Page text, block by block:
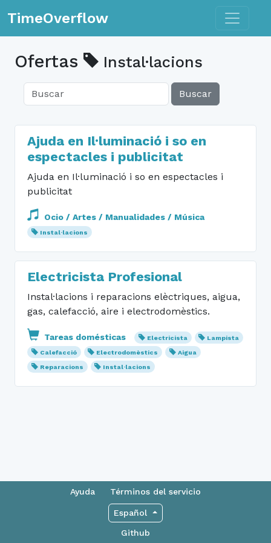
TimeOverflow Toggle
Ofertas Instal·lacions
Buscar
Ajuda en Il·luminació i so en
espectacles i publicitat
Ajuda en Il·luminació i so en espectacles i
publicitat
Ocio / Artes / Manualidades / Música
Instal·lacions
Electricista Profesional
Instal·lacions i reparacions elèctriques, aigua,
gas, calefacció, aire i electrodomèstics.
Tareas domésticas Electricista
Lampista
Calefacció
Electrodomèstics
Aigua
Reparacions
Instal·lacions
Ayuda Términos del servicio
Español
Github